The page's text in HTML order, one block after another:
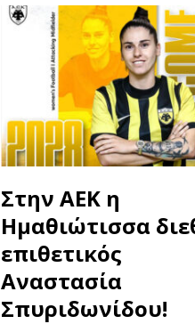
Στην ΑΕΚ η
Ημαθιώτισσα
επιθετικός
Αναστασία
Σπυριδωνίδου!